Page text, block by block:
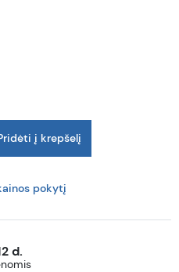
į krepšelį
pokytį
d.